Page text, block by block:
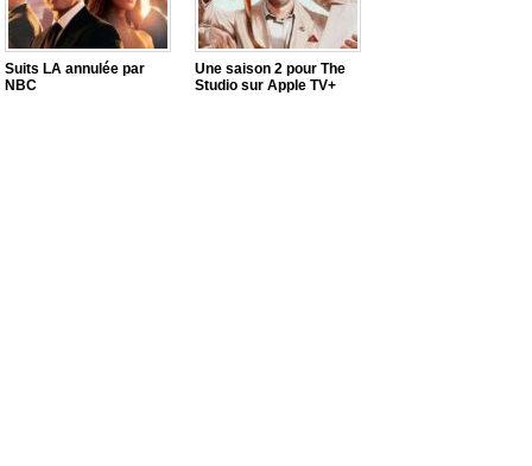
Suits LA annulée par
NBC
Une saison 2 pour The
Studio sur Apple TV+